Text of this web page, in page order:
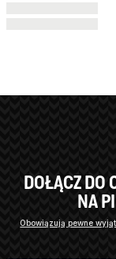
DOŁĄCZ DO
NA
Obowiązują pewne